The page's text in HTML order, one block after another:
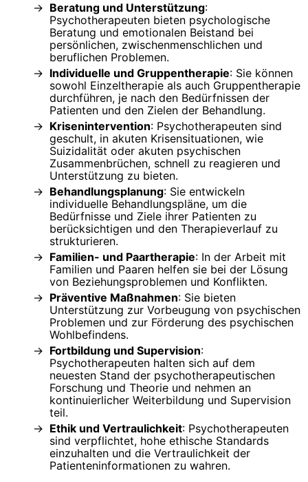
Beratung und Unterstützung:
Psychotherapeuten bieten psychologische
Beratung und emotionalen Beistand bei
persönlichen, zwischenmenschlichen und
beruflichen Problemen.
Individuelle und Gruppentherapie: Sie können
sowohl Einzeltherapie als auch Gruppentherapie
durchführen, je nach den Bedürfnissen der
Patienten und den Zielen der Behandlung.
Krisenintervention: Psychotherapeuten sind
geschult, in akuten Krisensituationen, wie
Suizidalität oder akuten psychischen
Zusammenbrüchen, schnell zu reagieren und
Unterstützung zu bieten.
Behandlungsplanung: Sie entwickeln
individuelle Behandlungspläne, um die
Bedürfnisse und Ziele ihrer Patienten zu
berücksichtigen und den Therapieverlauf zu
strukturieren.
Familien- und Paartherapie: In der Arbeit mit
Familien und Paaren helfen sie bei der Lösung
von Beziehungsproblemen und Konflikten.
Präventive Maßnahmen: Sie bieten
Unterstützung zur Vorbeugung von psychischen
Problemen und zur Förderung des psychischen
Wohlbefindens.
Fortbildung und Supervision:
Psychotherapeuten halten sich auf dem
neuesten Stand der psychotherapeutischen
Forschung und Theorie und nehmen an
kontinuierlicher Weiterbildung und Supervision
teil.
Ethik und Vertraulichkeit: Psychotherapeuten
sind verpflichtet, hohe ethische Standards
einzuhalten und die Vertraulichkeit der
Patienteninformationen zu wahren.